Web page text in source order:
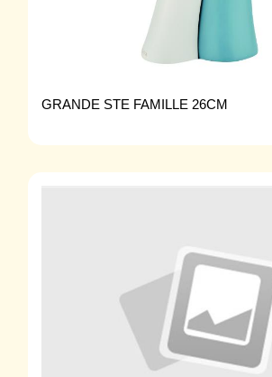
GRANDE STE FAMILLE 26CM